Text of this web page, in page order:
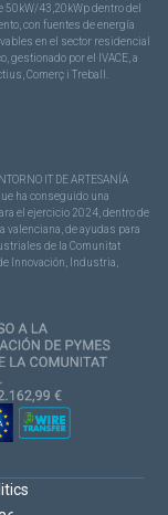
50kW/43,20kWp dentro del
con fuentes de energía
en el sector residencial
gestionado por el IVACE, a
Comerç i Treball.
IT DE ARTESANÍA
ha conseguido una
el ejercicio 2024, dentro de
valenciana, de ayudas para
de la Comunitat
Innovación, Industria,